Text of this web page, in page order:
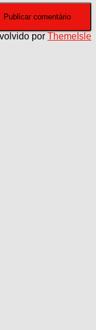
por ThemeIsle